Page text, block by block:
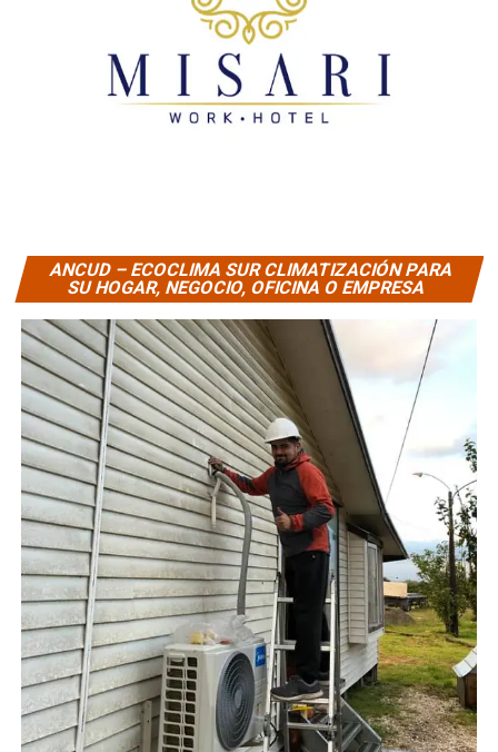
ANCUD – ECOCLIMA SUR CLIMATIZACIÓN PARA
SU HOGAR, NEGOCIO, OFICINA O EMPRESA